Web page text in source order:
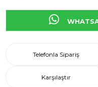
Telefonla Sipariş
Karşılaştır